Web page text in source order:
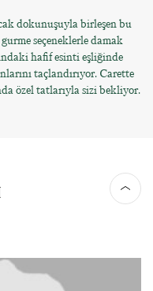
dokunuşuyla birleşen bu
seçeneklerle damak
hafif esinti eşliğinde
taçlandırıyor. Carette
özel tatlarıyla sizi bekliyor.